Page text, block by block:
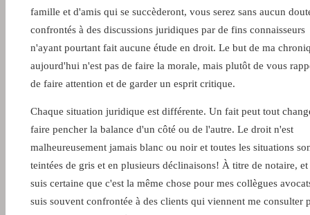
famille et d'amis qui se succèderont, vous serez sans aucun
confrontés à des discussions juridiques par de fins connaisseurs
n'ayant pourtant fait aucune étude en droit. Le but de ma
aujourd'hui n'est pas de faire la morale, mais plutôt de vous
de faire attention et de garder un esprit critique.
Chaque situation juridique est différente. Un fait peut tout
faire pencher la balance d'un côté ou de l'autre. Le droit n'est
malheureusement jamais blanc ou noir et toutes les situations
teintées de gris et en plusieurs déclinaisons! À titre de notaire, et
suis certaine que c'est la même chose pour mes collègues
suis souvent confrontée à des clients qui viennent me consulter